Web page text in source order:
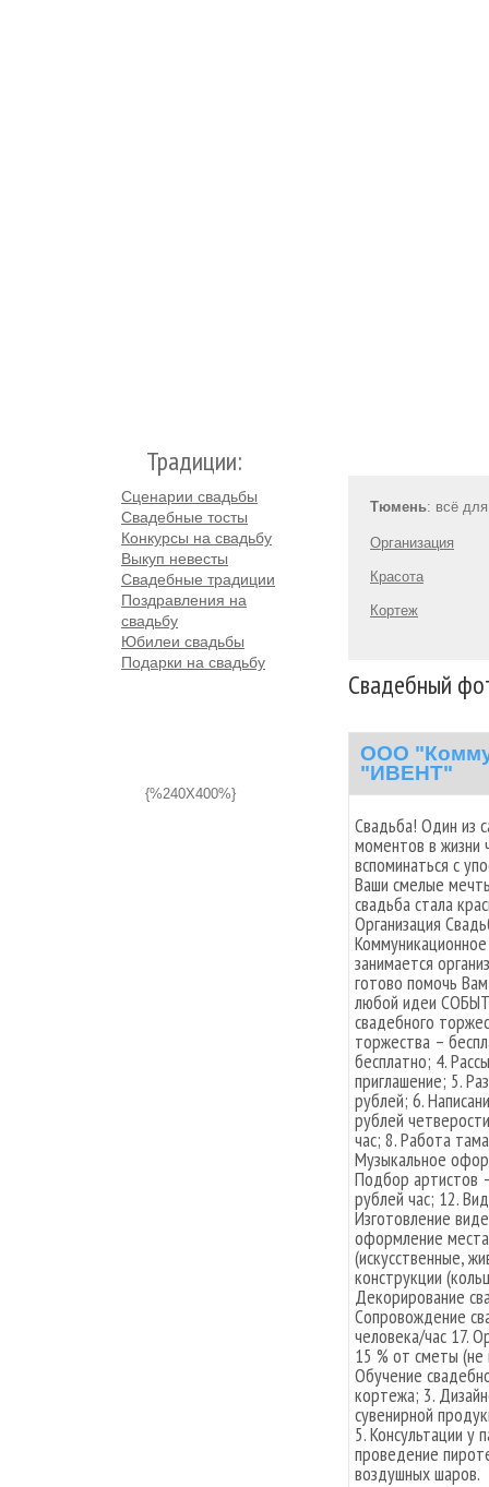
Традиции:
Сценарии свадьбы
Свадебные тосты
Конкурсы на свадьбу
Выкуп невесты
Свадебные традиции
Поздравления на
свадьбу
Юбилеи свадьбы
Подарки на свадьбу
{%240X400%}
Тюмень: всё
Организация
Красота
Кортеж
Свадебный
ООО
"ИВЕНТ"
Свадьба! Один из
моментов в жизни
вспоминаться с
Ваши смелые
свадьба стала
Организация
занимается
готово помочь
любой идеи
свадебного
торжества –
бесплатно; 4.
приглашение; 5.
рублей; 6.
рублей
час; 8. Работа
Музыкальное
Подбор артистов
рублей час; 12.
Изготовление
оформление
(искусственные,
конструкции
Декорирование
Сопровождение
человека/час 17.
15 % от сметы
Обучение
кортежа; 3.
сувенирной
5. Консультации у
проведение
воздушных шаров.